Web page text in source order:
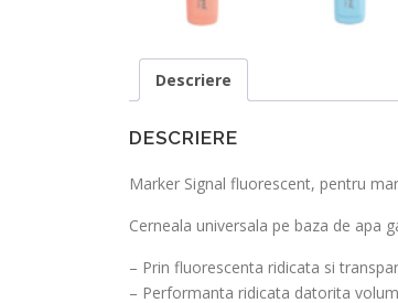
Descriere
DESCRIERE
Marker Signal fluorescent, pentru
Cerneala universala pe baza de apa
– Prin fluorescenta ridicata si
– Performanta ridicata datorita